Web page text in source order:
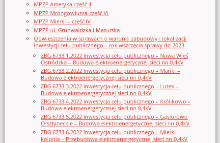
MPZP Ameryka-część II
MPZP Mrongowiusza-część VI
MPZP Mierki – część IV
MPZP ul. Grunwaldzka i Mazurska
Obwieszczenia w sprawach o warunki zabudowy i lokalizacji
inwestycji celu publicznego – rok wszczęcia sprawy do 2023
ZBG.6733.1.2022 Inwestycja celu publicznego – Nowa Wieś
Ostródzka – Budowa elektroenergetycznej sieci nn 0,4kV
ZBG.6733.2.2022 Inwestycja celu publicznego – Mańki –
Budowa elektroenergetycznej sieci nn 0,4kV
ZBG.6733.3.2022 Inwestycja celu publicznego – Lutek –
Budowa elektroenergetycznej sieci nn 0,4kV
ZBG.6733.4.2022 Inwestycja celu publicznego – Królikowo –
Budowa elektroenergetycznej sieci nn 0,4kV
ZBG.6733.5.2022 Inwestycja celu publicznego – Gąsiorowo
Olsztyneckie – Budowa elektroenergetycznej sieci nn 0,4kV
ZBG.6733.6.2022 Inwestycja celu publicznego – Mierki
kolonia – Przebudowa elektroenergetycznej sieci nn 0,4kV